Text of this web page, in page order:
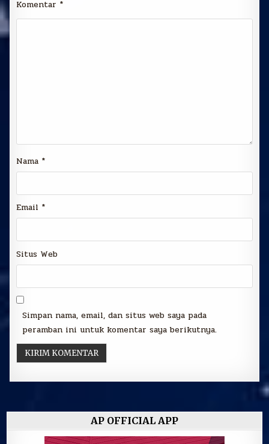
Komentar *
Nama *
Email *
Situs Web
Simpan nama, email, dan situs web saya pada
peramban ini untuk komentar saya berikutnya.
AP OFFICIAL APP